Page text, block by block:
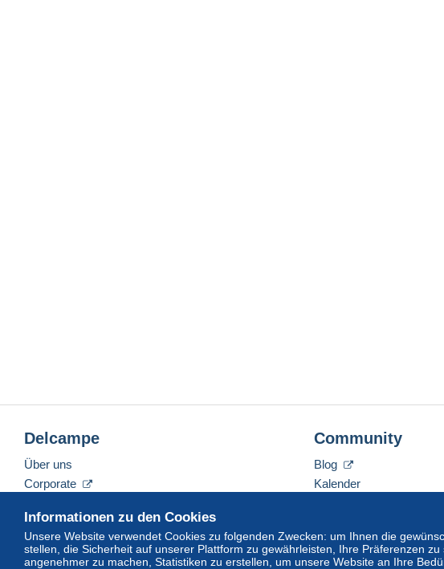
Informationen zu den Cookies
Unsere Website verwendet Cookies zu folgenden Zwecken: um Ihnen die
stellen, die Sicherheit auf unserer Plattform zu gewährleisten, Ihre Präferenzen
angenehmer zu machen, Statistiken zu erstellen, um unsere Website an Ihre
Delcampe
Über uns
Corporate
Nehmen Sie Kontakt mit uns auf
Community
Blog
Kalender